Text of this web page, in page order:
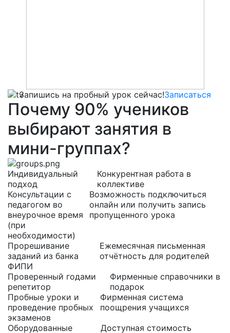
Запишись на пробный урок сейчас!Записаться
Почему 90% учеников
выбирают занятия в
мини-группах?
Индивидуальный
подход
Конкурентная работа в
коллективе
Консультации с
педагогом во
внеурочное время
(при
необходимости)
Возможность подключиться
онлайн или получить запись
пропущенного урока
Прорешивание
заданий из банка
ФИПИ
Ежемесячная письменная
отчётность для родителей
Проверенный годами
репетитор
Фирменные справочники в
подарок
Пробные уроки и
проведение пробных
экзаменов
Фирменная система
поощрения учащихся
Оборудованные
Доступная стоимость